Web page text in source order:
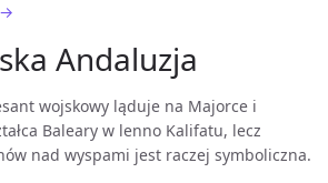
Andaluzja
wojskowy ląduje na Majorce i
Baleary w lenno Kalifatu, lecz
nad wyspami jest raczej symboliczna.